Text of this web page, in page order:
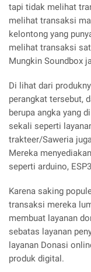
tapi tidak melihat
melihat transaksi
kelontong yang
melihat transaksi
Mungkin Soundbox
Di lihat dari
perangkat tersebut,
berupa angka yang
sekali seperti
trakteer/Saweria
Mereka
seperti arduino,
Karena saking
transaksi mereka
membuat layanan
sebatas layanan
layanan Donasi
produk digital.